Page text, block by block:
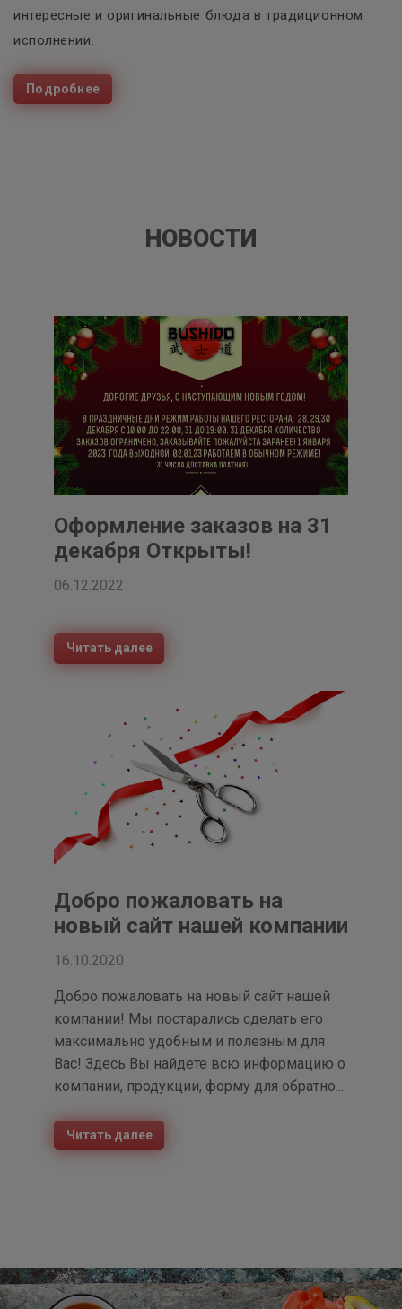
интересные и оригинальные блюда в традиционном
исполнении.
Подробнее
НОВОСТИ
Оформление заказов на 31
декабря Открыты!
06.12.2022
Читать далее
Добро пожаловать на
новый сайт нашей компании
16.10.2020
Добро пожаловать на новый сайт нашей
компании! Мы постарались сделать его
максимально удобным и полезным для
Вас! Здесь Вы найдете всю информацию о
компании, продукции, форму для обратно...
Читать далее